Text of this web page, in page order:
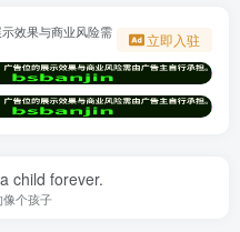
效果与商业风险需
立即入驻
child forever.
像个孩子